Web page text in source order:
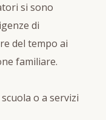
si sono
di
del tempo ai
familiare.
o a servizi